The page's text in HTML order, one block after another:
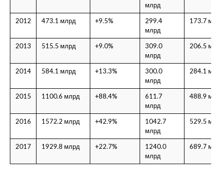
млрд
2012 473.1 млрд +9.5%
299.4
млрд
173.7
2013 515.5 млрд +9.0%
309.0
млрд
206.5
2014 584.1 млрд +13.3%
300.0
млрд
284.1
2015 1100.6 млрд +88.4%
611.7
млрд
488.9
2016 1572.2 млрд +42.9%
1042.7
млрд
529.5
2017 1929.8 млрд +22.7%
1240.0
млрд
689.7